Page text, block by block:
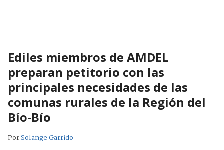
Ediles miembros de AMDEL
preparan petitorio con las
principales necesidades de las
comunas rurales de la Región del
Bío-Bío
PorSolange Garrido